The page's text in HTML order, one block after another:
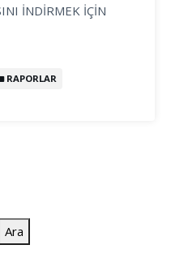
İNDİRMEK İÇİN
RAPORLAR
Ara